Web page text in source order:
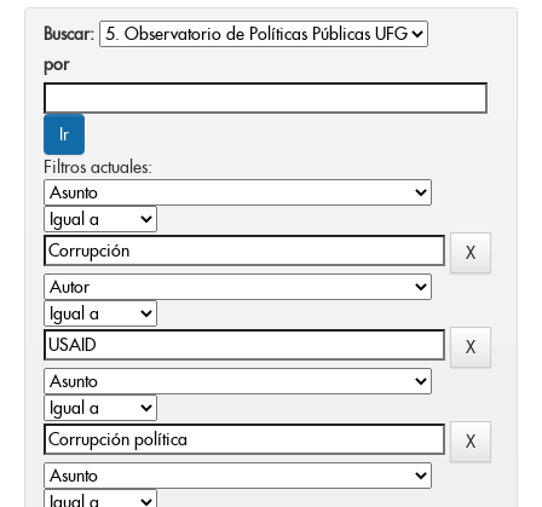
Buscar:
por
Filtros actuales: